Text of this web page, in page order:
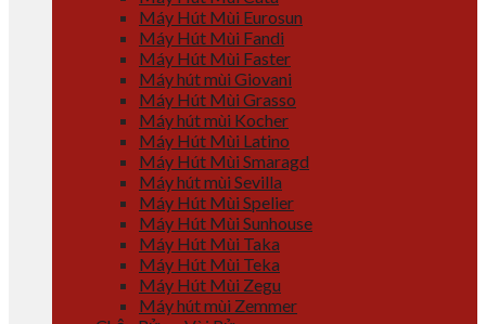
Máy Hút Mùi Eurosun
Máy Hút Mùi Fandi
Máy Hút Mùi Faster
Máy hút mùi Giovani
Máy Hút Mùi Grasso
Máy hút mùi Kocher
Máy Hút Mùi Latino
Máy Hút Mùi Smaragd
Máy hút mùi Sevilla
Máy Hút Mùi Spelier
Máy Hút Mùi Sunhouse
Máy Hút Mùi Taka
Máy Hút Mùi Teka
Máy Hút Mùi Zegu
Máy hút mùi Zemmer